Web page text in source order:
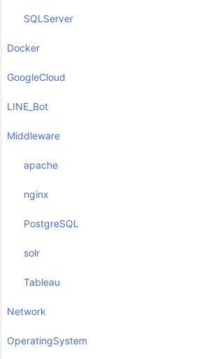
SQLServer
Docker
GoogleCloud
LINE_Bot
Middleware
apache
nginx
PostgreSQL
solr
Tableau
Network
OperatingSystem